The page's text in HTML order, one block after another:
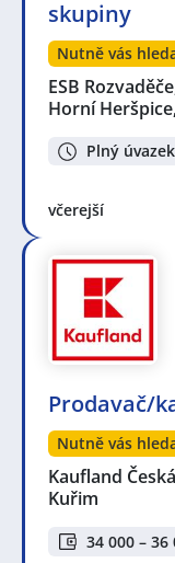
skupiny
Nutně vás
ESB
Horní
Plný úvazek
včerejší
Prodavač/
Nutně vás
Kaufland
Kuřim
34 000 – 36